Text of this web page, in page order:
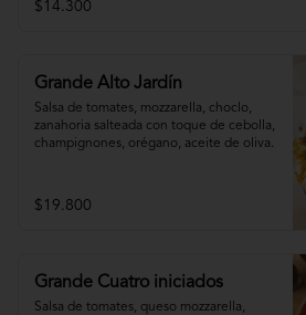
$14.300
Grande Alto Jardín
Salsa de tomates, mozzarella, choclo,
zanahoria salteada con toque de cebolla,
champignones, orégano, aceite de oliva.
$19.800
Grande Cuatro iniciados
Salsa de tomates, queso mozzarella,